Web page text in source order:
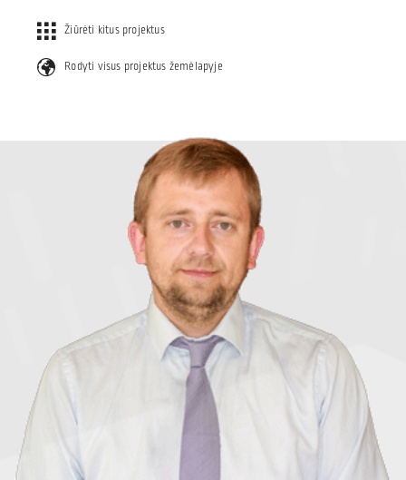
Žiūrėti kitus projektus
Rodyti visus projektus žemėlapyje